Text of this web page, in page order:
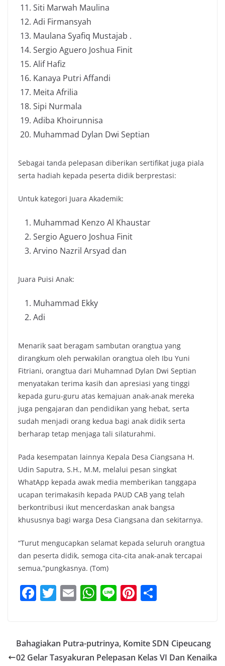
Siti Marwah Maulina
Adi Firmansyah
Maulana Syafiq Mustajab .
Sergio Aguero Joshua Finit
Alif Hafiz
Kanaya Putri Affandi
Meita Afrilia
Sipi Nurmala
Adiba Khoirunnisa
Muhammad Dylan Dwi Septian
Sebagai tanda pelepasan diberikan sertifikat juga piala
serta hadiah kepada peserta didik berprestasi:
Untuk kategori Juara Akademik:
Muhammad Kenzo Al Khaustar
⁠Sergio Aguero Joshua Finit
⁠Arvino Nazril Arsyad dan
Juara Puisi Anak:
Muhammad Ekky
⁠Adi
Menarik saat beragam sambutan orangtua yang
dirangkum oleh perwakilan orangtua oleh Ibu Yuni
Fitriani, orangtua dari Muhamnad Dylan Dwi Septian
menyatakan terima kasih dan apresiasi yang tinggi
kepada guru-guru atas kemajuan anak-anak mereka
juga pengajaran dan pendidikan yang hebat, serta
sudah menjadi orang kedua bagi anak didik serta
berharap tetap menjaga tali silaturahmi.
Pada kesempatan lainnya Kepala Desa Ciangsana H.
Udin Saputra, S.H., M.M, melalui pesan singkat
WhatApp kepada awak media memberikan tanggapa
ucapan terimakasih kepada PAUD CAB yang telah
berkontribusi ikut mencerdaskan anak bangsa
khususnya bagi warga Desa Ciangsana dan sekitarnya.
“Turut mengucapkan selamat kepada seluruh orangtua
dan peserta didik, semoga cita-cita anak-anak tercapai
semua,”pungkasnya. (Tom)
F
e
b
T
er
E
l
W
s
A
Li Pi
e
st
e
Bahagiakan Putra-putrinya, Komite SDN Cipeucang
02 Gelar Tasyakuran Pelepasan Kelas VI Dan Kenaika